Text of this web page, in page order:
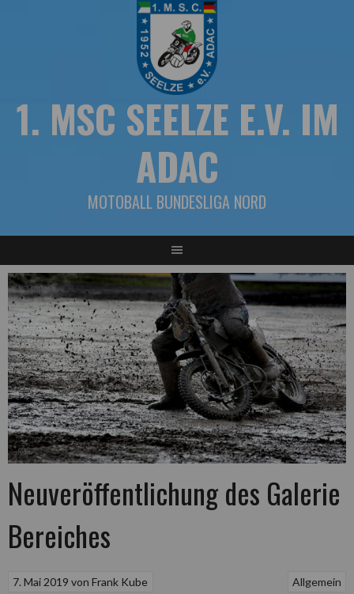
1. MSC SEELZE E.V. IM
ADAC
MOTOBALL BUNDESLIGA NORD
Neuveröffentlichung des Galerie
Bereiches
Allgemein
7. Mai 2019 vonFrank Kube